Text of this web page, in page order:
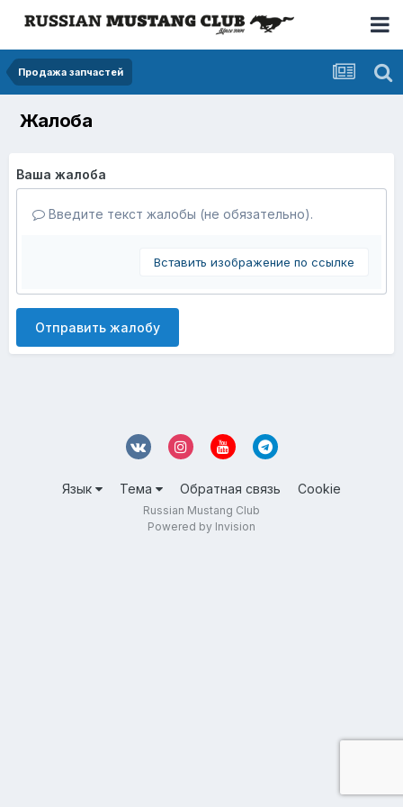
Продажа запчастей
Жалоба
Ваша жалоба
Введите текст жалобы (не обязательно).
Вставить изображение по ссылке
Отправить жалобу
Язык Тема Обратная связь Cookie
Russian Mustang Club
Powered by Invision